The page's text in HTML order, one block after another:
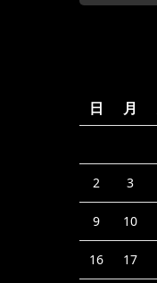
日
月
2 3
9 10
16 17